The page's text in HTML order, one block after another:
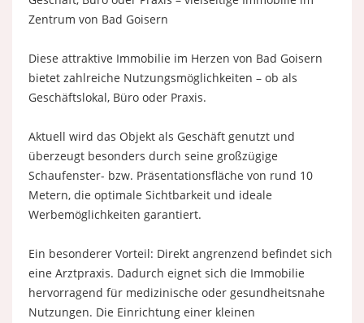
Zentrum von Bad Goisern
Diese attraktive Immobilie im Herzen von Bad Goisern
bietet zahlreiche Nutzungsmöglichkeiten – ob als
Geschäftslokal, Büro oder Praxis.
Aktuell wird das Objekt als Geschäft genutzt und
überzeugt besonders durch seine großzügige
Schaufenster- bzw. Präsentationsfläche von rund 10
Metern, die optimale Sichtbarkeit und ideale
Werbemöglichkeiten garantiert.
Ein besonderer Vorteil: Direkt angrenzend befindet sich
eine Arztpraxis. Dadurch eignet sich die Immobilie
hervorragend für medizinische oder gesundheitsnahe
Nutzungen. Die Einrichtung einer kleinen